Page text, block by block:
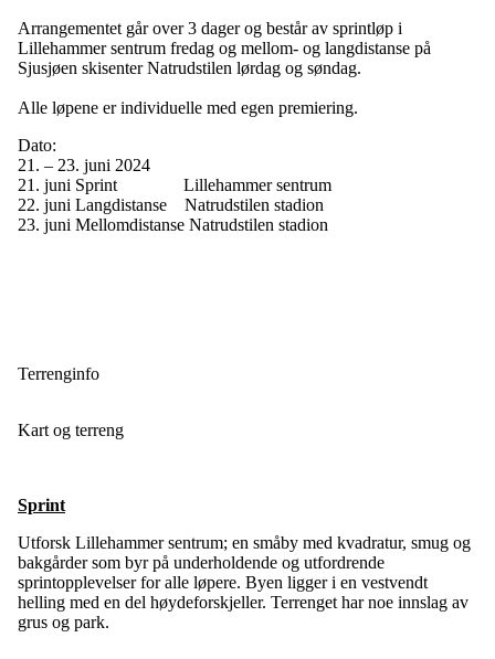
Arrangementet går over 3 dager og består av sprintløp i
Lillehammer sentrum fredag og mellom- og langdistanse på
Sjusjøen skisenter Natrudstilen lørdag og søndag.
Alle løpene er individuelle med egen premiering.
Dato:
21. – 23. juni 2024
21. juni Sprint Lillehammer sentrum
22. juni Langdistanse Natrudstilen stadion
23. juni Mellomdistanse Natrudstilen stadion
Terrenginfo
Kart og terreng
Sprint
Utforsk Lillehammer sentrum; en småby med kvadratur, smug og
bakgårder som byr på underholdende og utfordrende
sprintopplevelser for alle løpere. Byen ligger i en vestvendt
helling med en del høydeforskjeller. Terrenget har noe innslag av
grus og park.